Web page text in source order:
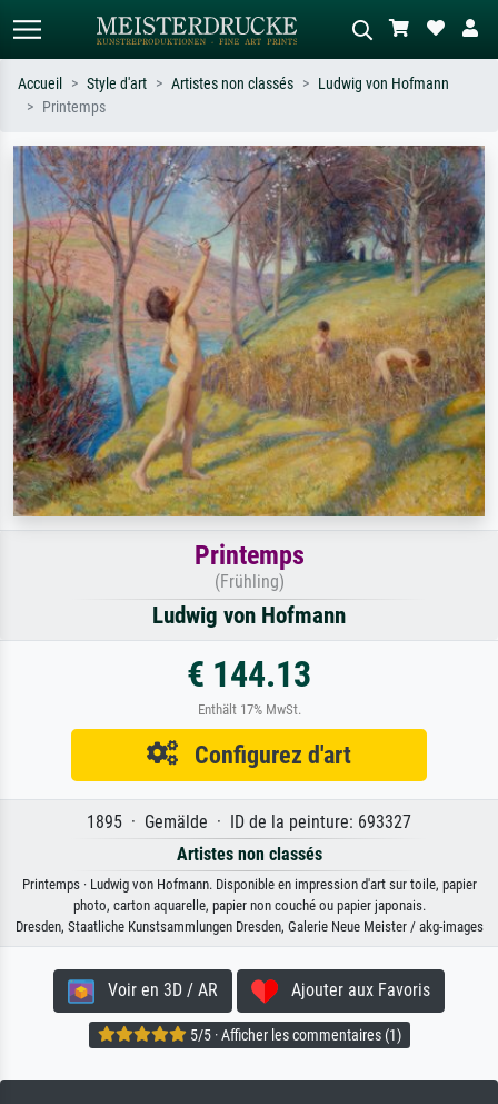
Recherchez par artiste, titre ou style –
ex. Monet, Nuit étoilée,
impressionnisme, vague de Hokusai,
nu.
Décrivez la scène – ex. prairie verte,
abstrait avec beaucoup de rouge,
tableau sombre, nu debout près d'un
arbre.
Accueil Style d'art Artistes non classés
Ludwig von Hofmann
Printemps
Printemps
(Frühling)
Ludwig von Hofmann
€ 144.13
Enthält 17% MwSt.
Configurez d'art
1895 · Gemälde · ID de la peinture: 693327
Artistes non classés
Printemps · Ludwig von Hofmann. Disponible en impression d'art sur toile, papier
photo, carton aquarelle, papier non couché ou papier japonais.
Dresden, Staatliche Kunstsammlungen Dresden, Galerie Neue Meister / akg-images
Voir en 3D / AR Ajouter aux Favoris
5/5 · Afficher les commentaires (1)